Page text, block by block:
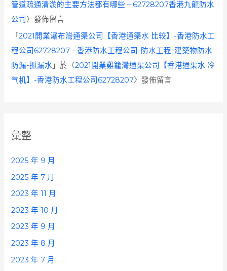
管道疏通清淤的主要方法都有哪些 – 62728207香港九龍防水
公司 〉發佈留言
「2021開業瀑布灣通渠公司【香港通渠水 比较】-香港防水工
程公司62728207 - 香港防水工程公司-防水工程-建築物防水
防漏-抓漏水 」於〈2021開業雞籠灣通渠公司【香港通渠水 冷
气机】-香港防水工程公司62728207〉發佈留言
彙整
2025 年 9 月
2025 年 7 月
2023 年 11 月
2023 年 10 月
2023 年 9 月
2023 年 8 月
2023 年 7 月